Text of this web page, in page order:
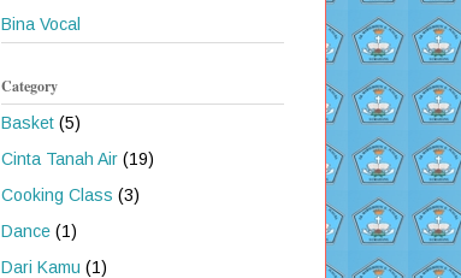
Bina Vocal
Category
Basket (5)
Cinta Tanah Air (19)
Cooking Class (3)
Dance (1)
Dari Kamu (1)